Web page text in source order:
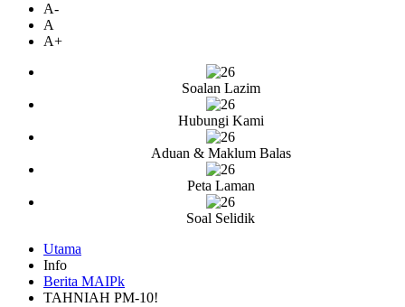
A-
A
A+
Soalan Lazim
Hubungi Kami
Aduan & Maklum Balas
Peta Laman
Soal Selidik
Utama
Info
Berita MAIPk
TAHNIAH PM-10!